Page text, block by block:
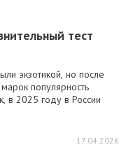
тест
экзотикой, но после
популярность
в 2025 году в России
17.04.2026